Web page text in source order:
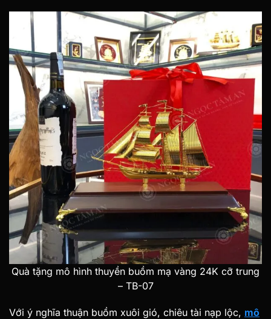
Quà tặng mô hình thuyền buồm mạ vàng 24K cỡ trung
– TB-07
Với ý nghĩa thuận buồm xuôi gió, chiêu tài nạp lộc, mô